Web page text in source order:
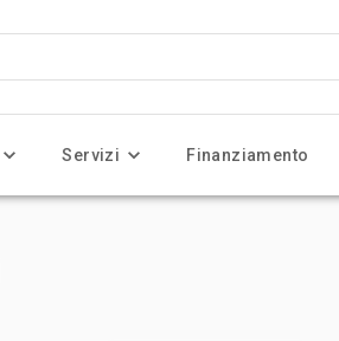
Servizi Finanziamento